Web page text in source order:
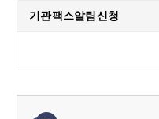
기관팩스알림신청